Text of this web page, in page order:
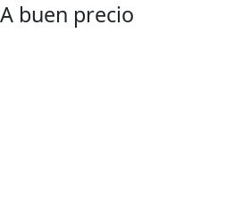
A buen precio